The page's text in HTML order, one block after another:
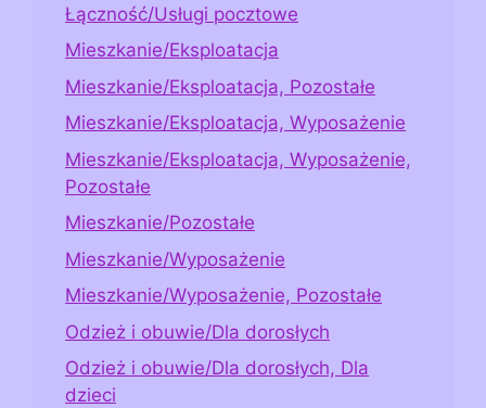
Łączność/Usługi pocztowe
Mieszkanie/Eksploatacja
Mieszkanie/Eksploatacja, Pozostałe
Mieszkanie/Eksploatacja, Wyposażenie
Mieszkanie/Eksploatacja, Wyposażenie,
Pozostałe
Mieszkanie/Pozostałe
Mieszkanie/Wyposażenie
Mieszkanie/Wyposażenie, Pozostałe
Odzież i obuwie/Dla dorosłych
Odzież i obuwie/Dla dorosłych, Dla
dzieci